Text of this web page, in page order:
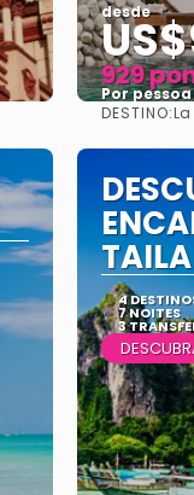
desde
929
Por pessoa
DESTINO:
4
7 NOITES
3